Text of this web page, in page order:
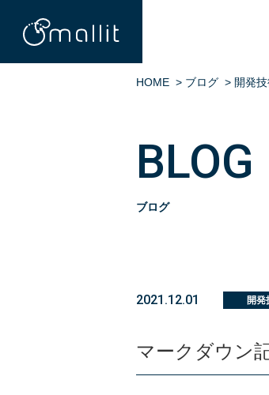
HOME > ブログ > 開発
BLOG
ブログ
2021.12.01 開発
マークダウン